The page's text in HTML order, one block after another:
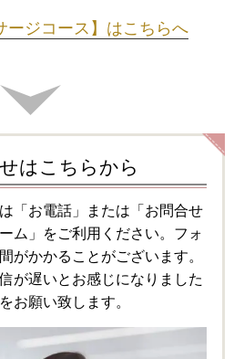
ージコース】はこちらへ
はこちらから
「お電話」または「お問合せ
ム」をご利用ください。フォ
がかかることがございます。
が遅いとお感じになりました
お願い致します。